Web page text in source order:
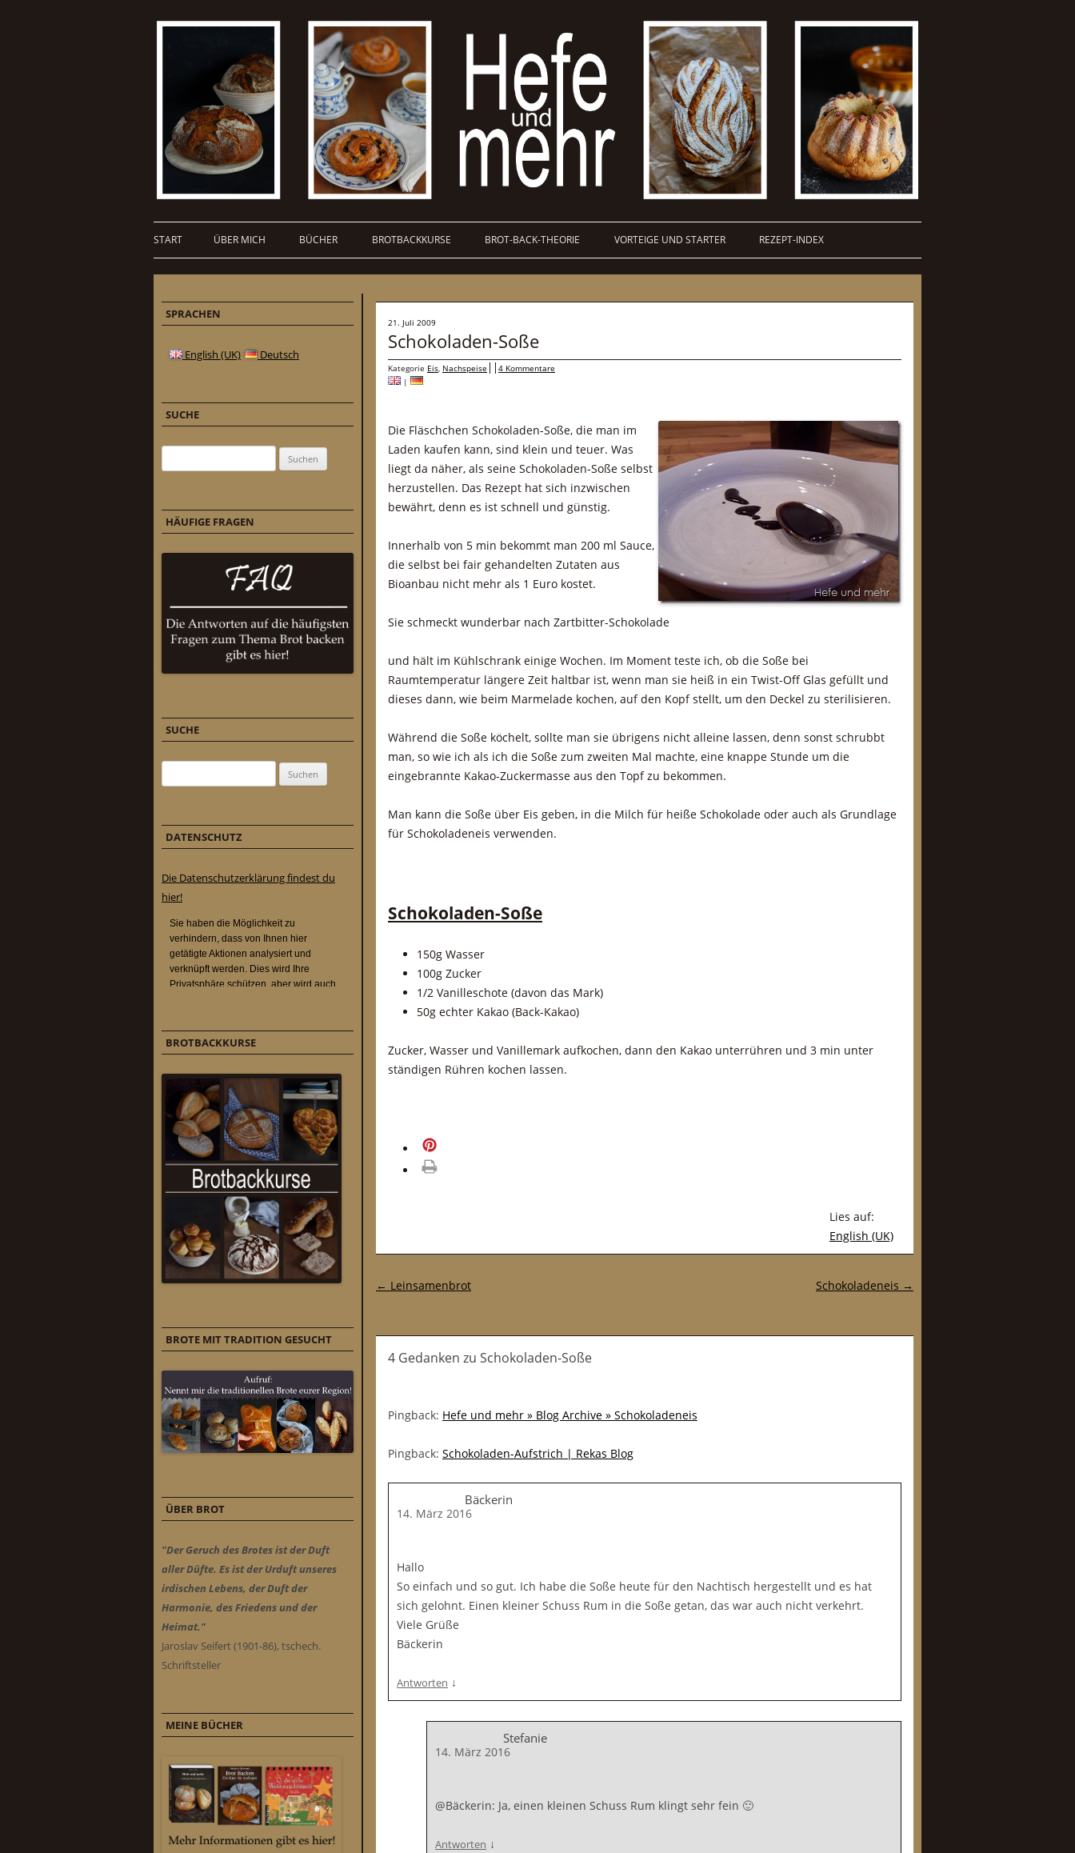
START ÜBER MICH BÜCHER BROTBACKKURSE BROT-BACK-THEORIE VORTEIGE UND STARTER REZEPT-INDEX
21. Juli 2009
Schokoladen-Soße
Kategorie Eis, Nachspeise
4 Kommentare
|
Die Fläschchen Schokoladen-Soße, die man im
Laden kaufen kann, sind klein und teuer. Was
liegt da näher, als seine Schokoladen-Soße selbst
herzustellen. Das Rezept hat sich inzwischen
bewährt, denn es ist schnell und günstig.
Innerhalb von 5 min bekommt man 200 ml Sauce,
die selbst bei fair gehandelten Zutaten aus
Bioanbau nicht mehr als 1 Euro kostet.
Sie schmeckt wunderbar nach Zartbitter-Schokolade
und hält im Kühlschrank einige Wochen. Im Moment teste ich, ob die Soße bei
Raumtemperatur längere Zeit haltbar ist, wenn man sie heiß in ein Twist-Off Glas gefüllt und
dieses dann, wie beim Marmelade kochen, auf den Kopf stellt, um den Deckel zu sterilisieren.
Während die Soße köchelt, sollte man sie übrigens nicht alleine lassen, denn sonst schrubbt
man, so wie ich als ich die Soße zum zweiten Mal machte, eine knappe Stunde um die
eingebrannte Kakao-Zuckermasse aus den Topf zu bekommen.
Man kann die Soße über Eis geben, in die Milch für heiße Schokolade oder auch als Grundlage
für Schokoladeneis verwenden.
Schokoladen-Soße
150g Wasser
100g Zucker
1/2 Vanilleschote (davon das Mark)
50g echter Kakao (Back-Kakao)
Zucker, Wasser und Vanillemark aufkochen, dann den Kakao unterrühren und 3 min unter
ständigen Rühren kochen lassen.
Lies auf:
English (UK)
Post-Navigation
← Leinsamenbrot Schokoladeneis →
4 Gedanken zu Schokoladen-Soße
Pingback: Hefe und mehr » Blog Archive » Schokoladeneis
Pingback: Schokoladen-Aufstrich | Rekas Blog
Bäckerin
14. März 2016
Hallo
So einfach und so gut. Ich habe die Soße heute für den Nachtisch hergestellt und es hat
sich gelohnt. Einen kleiner Schuss Rum in die Soße getan, das war auch nicht verkehrt.
Viele Grüße
Bäckerin
Antworten ↓
Stefanie
14. März 2016
@Bäckerin: Ja, einen kleinen Schuss Rum klingt sehr fein 🙂
Antworten ↓
SPRACHEN
English (UK) Deutsch
SUCHE
HÄUFIGE FRAGEN
SUCHE
DATENSCHUTZ
Die Datenschutzerklärung findest du
hier!
BROTBACKKURSE
BROTE MIT TRADITION GESUCHT
ÜBER BROT
"Der Geruch des Brotes ist der Duft
aller Düfte. Es ist der Urduft unseres
irdischen Lebens, der Duft der
Harmonie, des Friedens und der
Heimat."
Jaroslav Seifert (1901-86), tschech.
Schriftsteller
MEINE BÜCHER